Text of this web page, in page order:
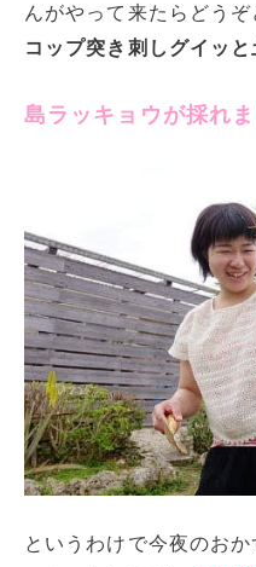
んがやって来たらどう
コップ突き刺しグイッ
島ラッキョウが採れま
というわけで今夜のお